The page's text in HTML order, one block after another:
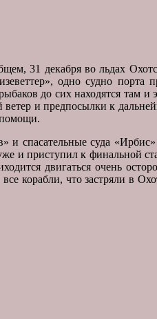
31 декабря во льдах
одно судно порта
до сих находятся там и
ветер и предпосылки к
помощи.
и спасательные суда
и приступил к финальной
двигаться очень
корабли, что застряли в